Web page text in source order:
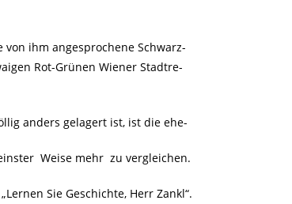
ihm angesprochene Schwarz-
Rot-Grünen Wiener Stadtre-
anders gelagert ist, ist die ehe-
Weise mehr zu vergleichen.
Sie Geschichte, Herr Zankl“.